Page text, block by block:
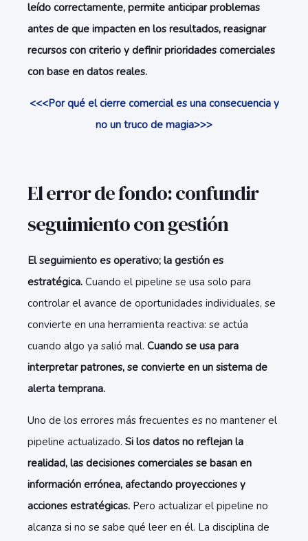
leído correctamente, permite anticipar problemas
antes de que impacten en los resultados, reasignar
recursos con criterio y definir prioridades comerciales
con base en datos reales.
<<<Por qué el cierre comercial es una consecuencia y
no un truco de magia>>>
El error de fondo: confundir
seguimiento con gestión
El seguimiento es operativo; la gestión es
estratégica. Cuando el pipeline se usa solo para
controlar el avance de oportunidades individuales, se
convierte en una herramienta reactiva: se actúa
cuando algo ya salió mal. Cuando se usa para
interpretar patrones, se convierte en un sistema de
alerta temprana.
Uno de los errores más frecuentes es no mantener el
pipeline actualizado. Si los datos no reflejan la
realidad, las decisiones comerciales se basan en
información errónea, afectando proyecciones y
acciones estratégicas. Pero actualizar el pipeline no
alcanza si no se sabe qué leer en él. La disciplina de